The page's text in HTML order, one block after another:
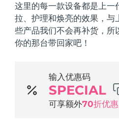
这里的每一款设备都是上
拉、护理和焕亮的效果，与
些产品我们不会再补货，所
你的那台带回家吧！
输入优惠码
SPECIAL
可享额外70折优惠
FAQ™ Dual LED Panel
美国
英国